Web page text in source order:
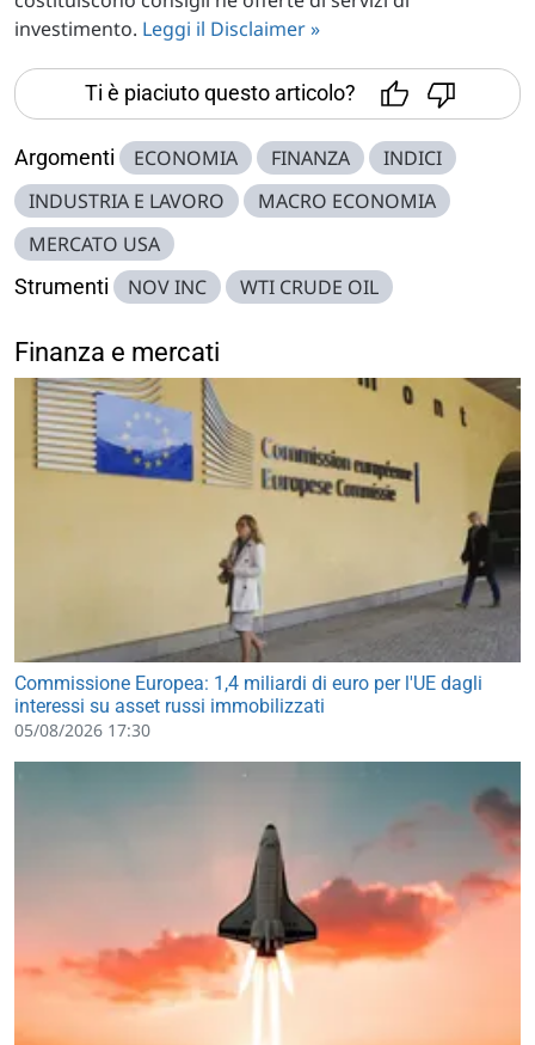
investimento. Leggi il Disclaimer »
Ti è piaciuto questo articolo?
Argomenti ECONOMIA FINANZA
INDICI
INDUSTRIA E LAVORO
MACRO ECONOMIA
MERCATO USA
Strumenti NOV INC WTI CRUDE OIL
Finanza e mercati
Commissione Europea: 1,4 miliardi di euro per l'UE dagli
interessi su asset russi immobilizzati
05/08/2026 17:30